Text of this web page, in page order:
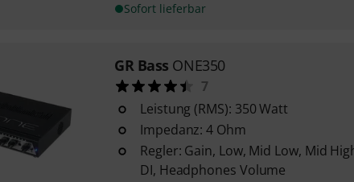
Sofort lieferbar
GR Bass ONE350
7
Leistung (RMS): 350 Watt
Impedanz: 4 Ohm
Regler: Gain, Low, Mid Low, Mid
DI, Headphones Volume